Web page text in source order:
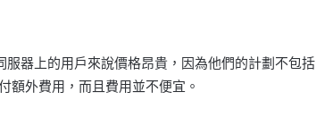
器上的用戶來說價格昂貴，因為他們的計劃不包括
額外費用，而且費用並不便宜。